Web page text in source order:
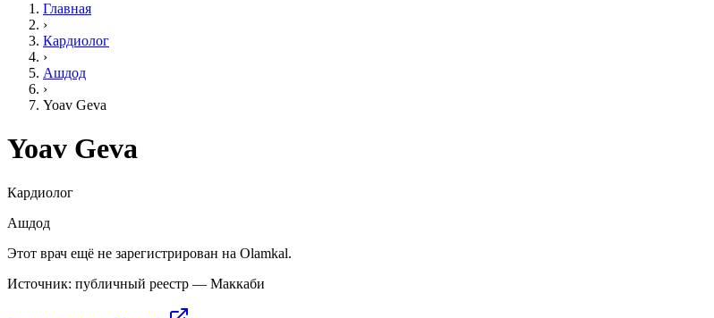
Главная
›
Кардиолог
›
Ашдод
›
Yoav Geva
Yoav Geva
Кардиолог
Ашдод
Этот врач ещё не зарегистрирован на Olamkal.
Источник: публичный реестр — Маккаби